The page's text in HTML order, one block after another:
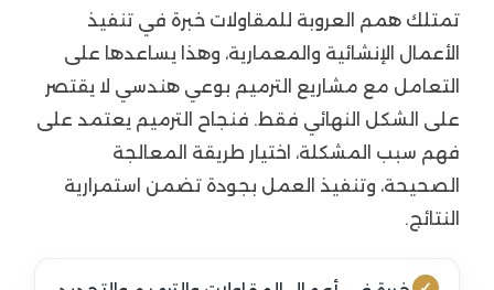
تمتلك همم العروبة للمقاولات خبرة في تنفيذ
الأعمال الإنشائية والمعمارية، وهذا يساعدها على
التعامل مع مشاريع الترميم بوعي هندسي لا يقتصر
على الشكل النهائي فقط. فنجاح الترميم يعتمد على
فهم سبب المشكلة، اختيار طريقة المعالجة
الصحيحة، وتنفيذ العمل بجودة تضمن استمرارية
النتائج.